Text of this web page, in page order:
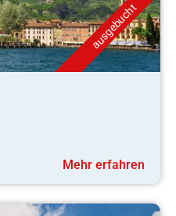
ausgebucht
Mehr erfahren